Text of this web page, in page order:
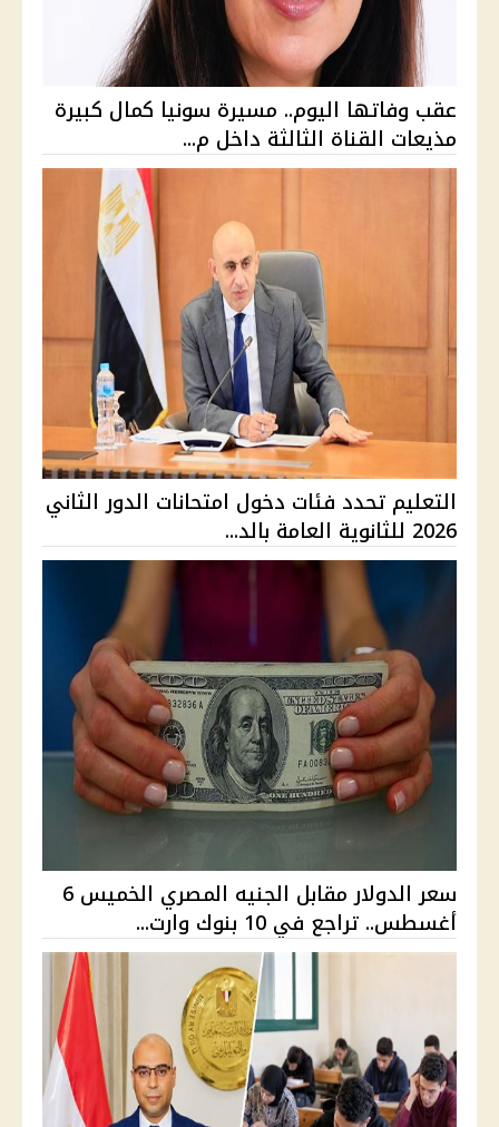
عقب وفاتها اليوم.. مسيرة سونيا كمال كبيرة
مذيعات القناة الثالثة داخل م...
التعليم تحدد فئات دخول امتحانات الدور الثاني
2026 للثانوية العامة بالد...
سعر الدولار مقابل الجنيه المصري الخميس 6
أغسطس.. تراجع في 10 بنوك وارت...